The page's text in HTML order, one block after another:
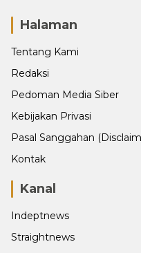
Halaman
Tentang Kami
Redaksi
Pedoman Media Siber
Kebijakan Privasi
Pasal Sanggahan
Kontak
Kanal
Indeptnews
Straightnews